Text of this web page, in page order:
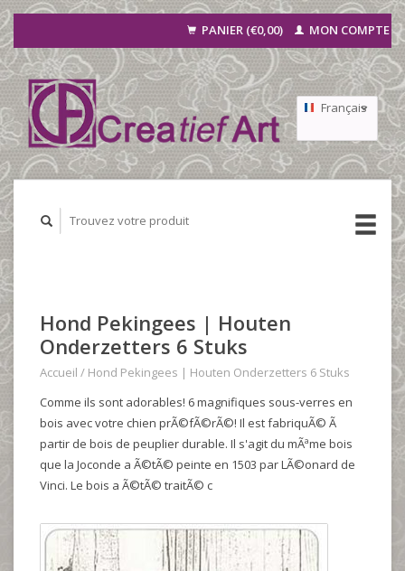
PANIER (€0,00) MON COMPTE
Français
Nederlands
Hond Pekingees | Houten
Onderzetters 6 Stuks
Accueil / Hond Pekingees | Houten Onderzetters 6 Stuks
Comme ils sont adorables! 6 magnifiques sous-verres en
bois avec votre chien prÃ©fÃ©rÃ©! Il est fabriquÃ© Ã
partir de bois de peuplier durable. Il s'agit du mÃªme bois
que la Joconde a Ã©tÃ© peinte en 1503 par LÃ©onard de
Vinci. Le bois a Ã©tÃ© traitÃ© c